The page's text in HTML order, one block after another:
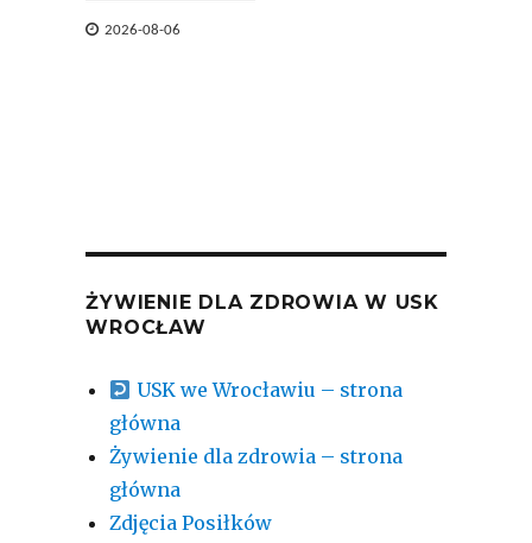
 2026-08-06
ŻYWIENIE DLA ZDROWIA W USK
WROCŁAW
USK we Wrocławiu – strona
główna
Żywienie dla zdrowia – strona
główna
Zdjęcia Posiłków